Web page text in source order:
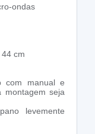
ondas
cm
com manual e
montagem seja
levemente